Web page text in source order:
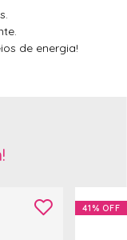
de energia!
41% OFF